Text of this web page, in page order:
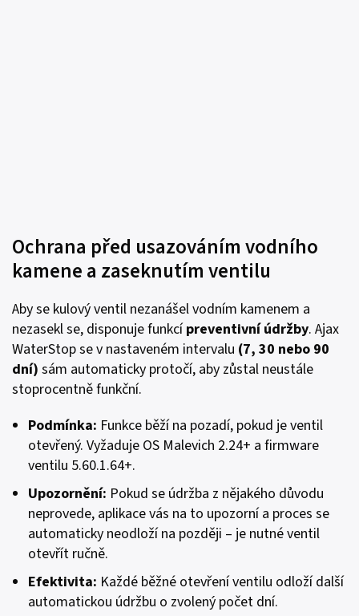
Ochrana před usazováním vodního
kamene a zaseknutím ventilu
Aby se kulový ventil nezanášel vodním kamenem a
nezasekl se, disponuje funkcípreventivní údržby. Ajax
WaterStop se v nastaveném intervalu (7, 30 nebo 90
dní) sám automaticky protočí, aby zůstal neustále
stoprocentně funkční.
Podmínka: Funkce běží na pozadí, pokud je ventil
otevřený. Vyžaduje OS Malevich 2.24+ a firmware
ventilu 5.60.1.64+.
Upozornění: Pokud se údržba z nějakého důvodu
neprovede, aplikace vás na to upozorní a proces se
automaticky neodloží na později – je nutné ventil
otevřít ručně.
Efektivita: Každé běžné otevření ventilu odloží další
automatickou údržbu o zvolený počet dní.